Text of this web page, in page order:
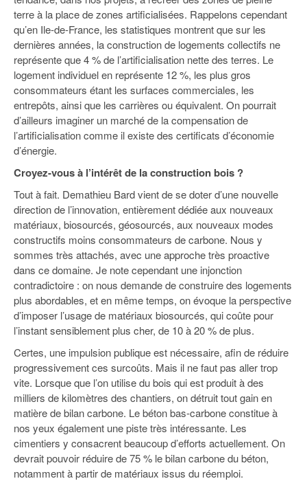
terre à la place de zones artificialisées. Rappelons cependant
qu’en Ile-de-France, les statistiques montrent que sur les
dernières années, la construction de logements collectifs ne
représente que 4 % de l’artificialisation nette des terres. Le
logement individuel en représente 12 %, les plus gros
consommateurs étant les surfaces commerciales, les
entrepôts, ainsi que les carrières ou équivalent. On pourrait
d’ailleurs imaginer un marché de la compensation de
l’artificialisation comme il existe des certificats d’économie
d’énergie.
Croyez-vous à l’intérêt de la construction bois ?
Tout à fait. Demathieu Bard vient de se doter d’une nouvelle
direction de l’innovation, entièrement dédiée aux nouveaux
matériaux, biosourcés, géosourcés, aux nouveaux modes
constructifs moins consommateurs de carbone. Nous y
sommes très attachés, avec une approche très proactive
dans ce domaine. Je note cependant une injonction
contradictoire : on nous demande de construire des logements
plus abordables, et en même temps, on évoque la perspective
d’imposer l’usage de matériaux biosourcés, qui coûte pour
l’instant sensiblement plus cher, de 10 à 20 % de plus.
Certes, une impulsion publique est nécessaire, afin de réduire
progressivement ces surcoûts. Mais il ne faut pas aller trop
vite. Lorsque que l’on utilise du bois qui est produit à des
milliers de kilomètres des chantiers, on détruit tout gain en
matière de bilan carbone. Le béton bas-carbone constitue à
nos yeux également une piste très intéressante. Les
cimentiers y consacrent beaucoup d’efforts actuellement. On
devrait pouvoir réduire de 75 % le bilan carbone du béton,
notamment à partir de matériaux issus du réemploi.